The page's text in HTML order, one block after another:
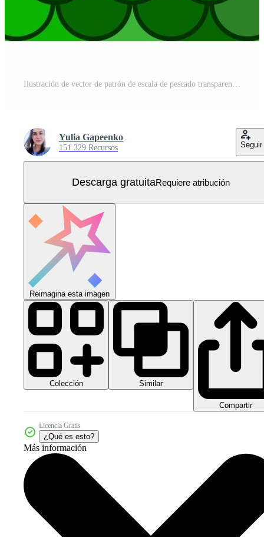
Ilustración de vector de patrón de escala de pescado transparente Vector Gratis
Yulia Gapeenko
151.329 Recursos Seguir
Descarga gratuitaRequiere atribución
Reimagina esta imagen
Colección Similar
Compartir
Licencia Gratis
¿Qué es esto?
Más información